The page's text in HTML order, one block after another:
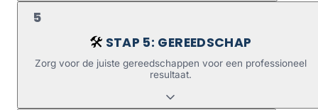
5
🛠️ STAP 5: GEREEDSCHAP
Zorg voor de juiste gereedschappen voor een professioneel
resultaat.